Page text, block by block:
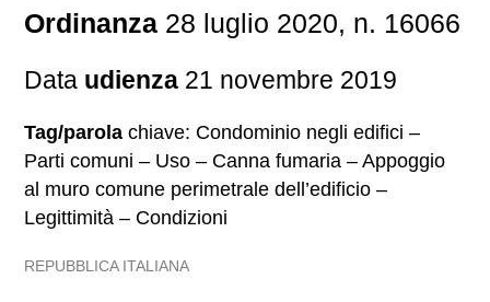
Ordinanza 28 luglio 2020, n. 16066
Data udienza 21 novembre 2019
Tag/parola chiave: Condominio negli edifici –
Parti comuni – Uso – Canna fumaria – Appoggio
al muro comune perimetrale dell’edificio –
Legittimità – Condizioni
REPUBBLICA ITALIANA